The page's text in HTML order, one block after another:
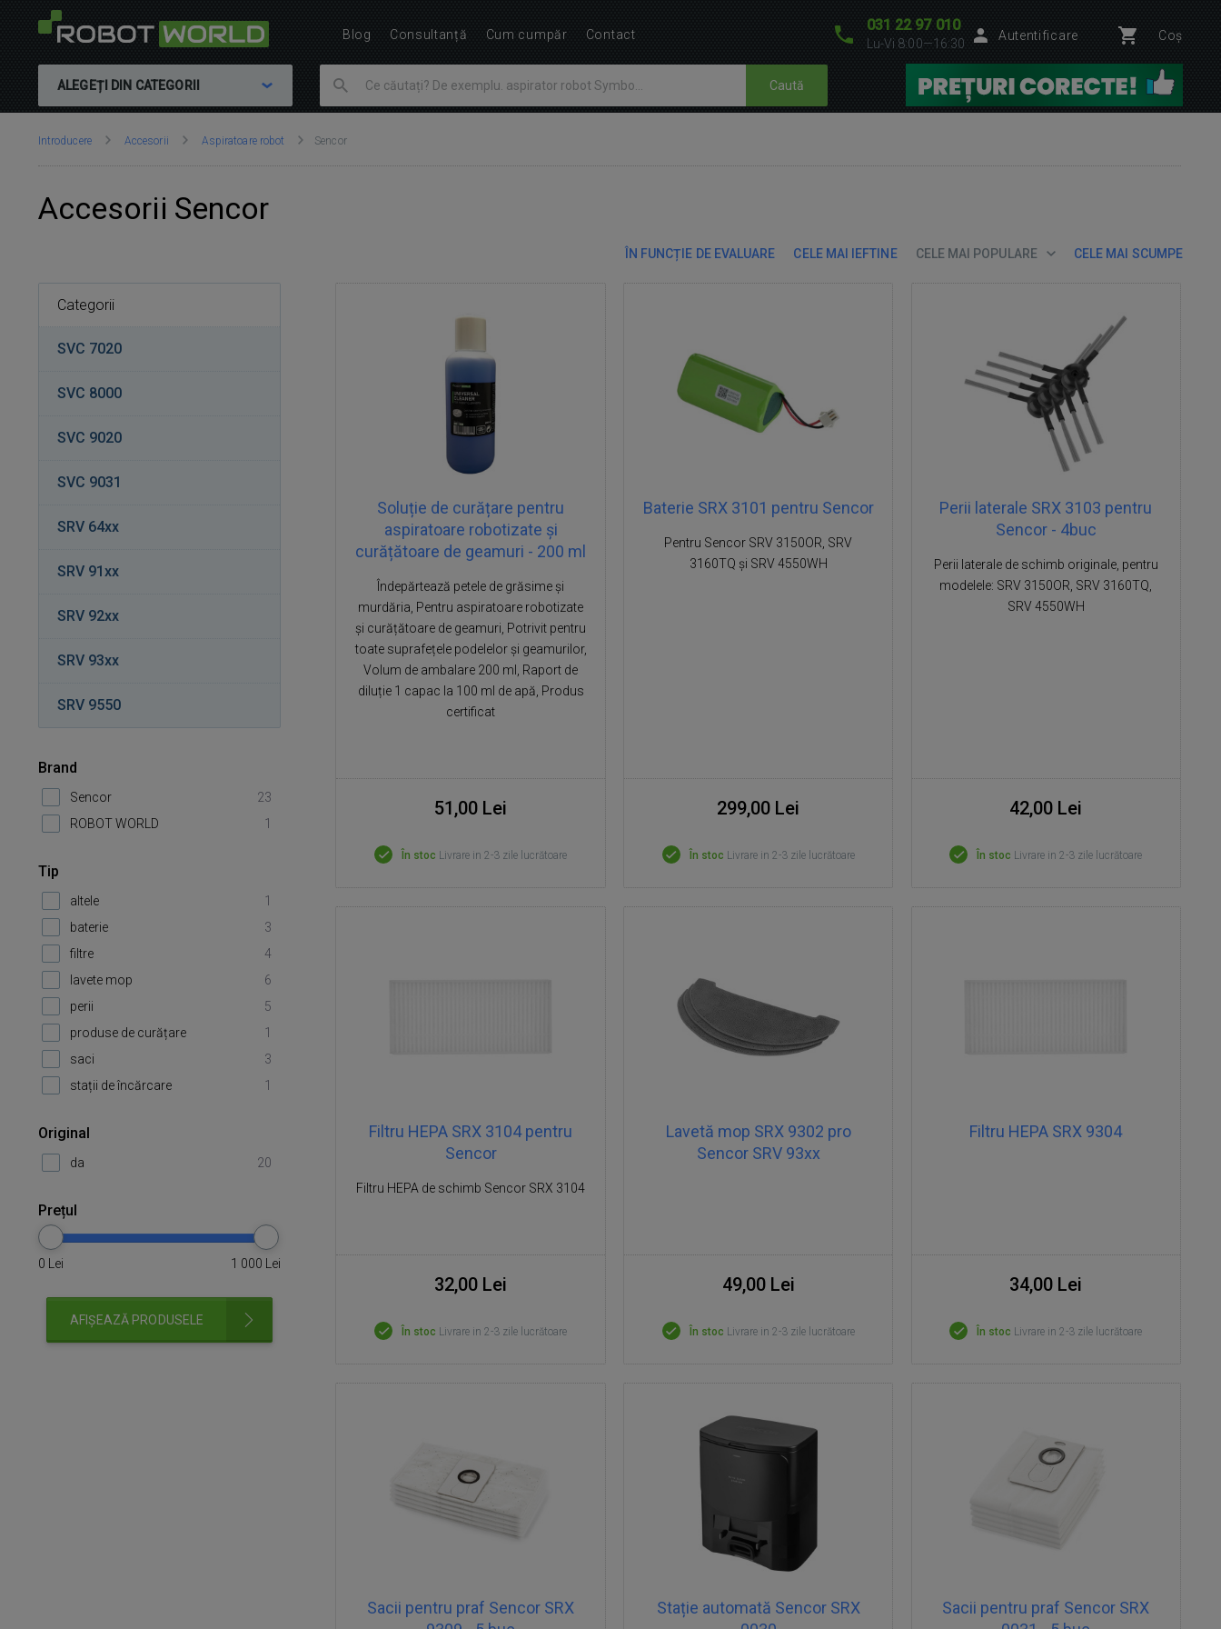
031 22 97 010
Lu-Vi 8:00—16:30
Autentificare Coș
ALEGEȚI DIN CATEGORII Caută
Vă
Introducere Accesorii Aspiratoare robot Sencor
Accesorii Sencor
ÎN FUNCȚIE DE EVALUARE CELE MAI IEFTINE CELE MAI POPULARE CELE MAI SCUMPE
Soluție de curățare pentru
aspiratoare robotizate și
curățătoare de geamuri - 200 ml
Îndepărtează petele de grăsime și
murdăria, Pentru aspiratoare robotizate
și curățătoare de geamuri, Potrivit pentru
toate suprafețele podelelor și geamurilor,
Volum de ambalare 200 ml, Raport de
diluție 1 capac la 100 ml de apă, Produs
certificat
51,00 Lei
În stoc Livrare in 2-3 zile lucrătoare
Baterie SRX 3101 pentru Sencor
Pentru Sencor SRV 3150OR, SRV
3160TQ și SRV 4550WH
299,00 Lei
În stoc Livrare in 2-3 zile lucrătoare
Perii laterale SRX 3103 pentru
Sencor - 4buc
Perii laterale de schimb originale, pentru
modelele: SRV 3150OR, SRV 3160TQ,
SRV 4550WH
42,00 Lei
În stoc Livrare in 2-3 zile lucrătoare
Filtru HEPA SRX 3104 pentru
Sencor
Filtru HEPA de schimb Sencor SRX 3104
32,00 Lei
În stoc Livrare in 2-3 zile lucrătoare
Lavetă mop SRX 9302 pro
Sencor SRV 93xx
49,00 Lei
În stoc Livrare in 2-3 zile lucrătoare
Filtru HEPA SRX 9304
34,00 Lei
În stoc Livrare in 2-3 zile lucrătoare
Sacii pentru praf Sencor SRX
Stație automată Sencor SRX
Sacii pentru praf Sencor SRX
Categorii
SVC 7020
SVC 8000
SVC 9020
SVC 9031
SRV 64xx
SRV 91xx
SRV 92xx
SRV 93xx
SRV 9550
Brand
Sencor
23
ROBOT WORLD
1
Tip
altele
1
baterie
3
filtre
4
lavete mop
6
perii
5
produse de curățare
1
saci
3
stații de încărcare
1
Original
da 20
Prețul
0 Lei 1 000 Lei
AFIȘEAZĂ PRODUSELE
Blog Consultanță Cum cumpăr Contact